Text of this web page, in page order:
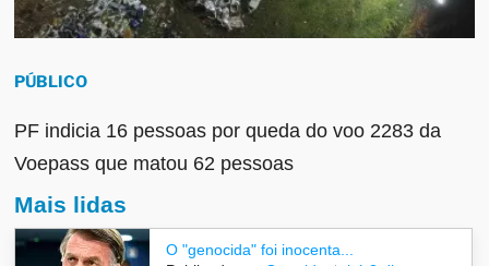
PÚBLICO
PF indicia 16 pessoas por queda do voo 2283 da
Voepass que matou 62 pessoas
Mais lidas
O "genocida" foi inocenta...